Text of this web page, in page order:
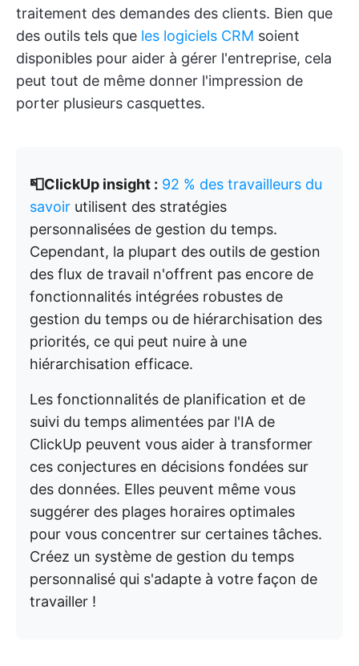
traitement des demandes des clients. Bien que
des outils tels que les logiciels CRM soient
disponibles pour aider à gérer l'entreprise, cela
peut tout de même donner l'impression de
porter plusieurs casquettes.
📮ClickUp insight : 92 % des travailleurs du
savoir utilisent des stratégies
personnalisées de gestion du temps.
Cependant, la plupart des outils de gestion
des flux de travail n'offrent pas encore de
fonctionnalités intégrées robustes de
gestion du temps ou de hiérarchisation des
priorités, ce qui peut nuire à une
hiérarchisation efficace.
Les fonctionnalités de planification et de
suivi du temps alimentées par l'IA de
ClickUp peuvent vous aider à transformer
ces conjectures en décisions fondées sur
des données. Elles peuvent même vous
suggérer des plages horaires optimales
pour vous concentrer sur certaines tâches.
Créez un système de gestion du temps
personnalisé qui s'adapte à votre façon de
travailler !